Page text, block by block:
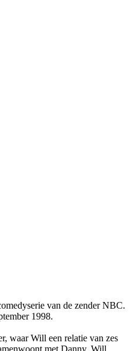
van de zender NBC.
1998.
waar Will een relatie van zes
met Danny. Will